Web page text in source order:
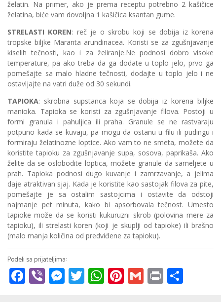
želatin. Na primer, ako je prema receptu potrebno 2 kašičice
želatina, biće vam dovoljna 1 kašičica ksantan gume.
STRELASTI KOREN: reč je o skrobu koji se dobija iz korena
tropske biljke Maranta arundinacea. Koristi se za zgušnjavanje
kiselih tečnosti, kao i za želiranje.Ne podnosi dobro visoke
temperature, pa ako treba da ga dodate u toplo jelo, prvo ga
pomešajte sa malo hladne tečnosti, dodajte u toplo jelo i ne
ostavljajte na vatri duže od 30 sekundi.
TAPIOKA: skrobna supstanca koja se dobija iz korena biljke
manioka. Tapioka se koristi za zgušnjavanje filova. Postoji u
formi granula i pahuljica ili praha. Granule se ne rastvaraju
potpuno kada se kuvaju, pa mogu da ostanu u filu ili pudingu i
formiraju želatinozne loptice. Ako vam to ne smeta, možete da
koristite tapioku za zgušnjavanje supa, sosova, paprikaša. Ako
želite da se oslobodite loptica, možete granule da sameljete u
prah. Tapioka podnosi dugo kuvanje i zamrzavanje, a jelima
daje atraktivan sjaj. Kada je koristite kao sastojak filova za pite,
pomešajte je sa ostalim sastojcima i ostavite da odstoji
najmanje pet minuta, kako bi apsorbovala tečnost. Umesto
tapioke može da se koristi kukuruzni skrob (polovina mere za
tapioku), ili strelasti koren (koji je skuplji od tapioke) ili brašno
(malo manja količina od predviđene za tapioku).
Facebook
ViberMessenger
Twitter
WhatsApp
Pinterest
Gmail
Print